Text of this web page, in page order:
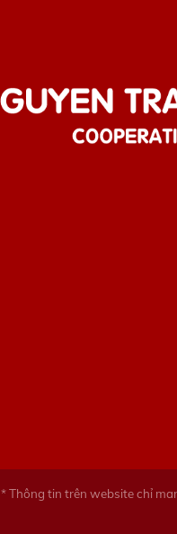
* Thông tin trên website chỉ